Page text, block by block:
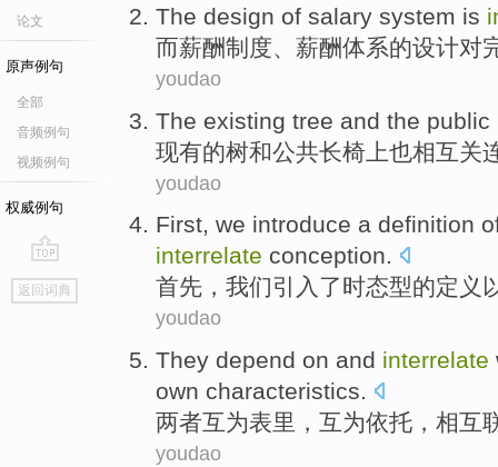
论文
原声例句
全部
音频例句
视频例句
权威例句
go
top
返回词典
The design of salary system is
而薪酬制度、薪酬体系的设计对
youdao
The existing tree and the public
现有的树和公共长椅上也相互关
youdao
First, we introduce a definition
interrelate conception.
首先 ， 我们引入 了时态型的定义
youdao
They depend on and interrelate
own characteristics.
两者互为表里，互为依托， 相互
youdao